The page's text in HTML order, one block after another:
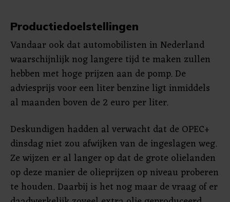
Productiedoelstellingen
Vandaar ook dat automobilisten in Nederland
waarschijnlijk nog langere tijd te maken zullen
hebben met hoge prijzen aan de pomp. De
adviesprijs voor een liter benzine ligt inmiddels
al maanden boven de 2 euro per liter.
Deskundigen hadden al verwacht dat de OPEC+
dinsdag niet zou afwijken van de ingeslagen weg.
Ze wijzen er al langer op dat de grote olielanden
op deze manier de olieprijzen op niveau proberen
te houden. Daarbij is het nog maar de vraag of er